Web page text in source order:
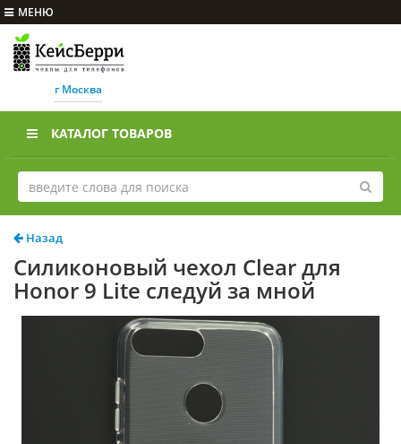
МЕНЮ
г Москва
КАТАЛОГ ТОВАРОВ
Назад
Силиконовый чехол Clear для
Honor 9 Lite следуй за мной